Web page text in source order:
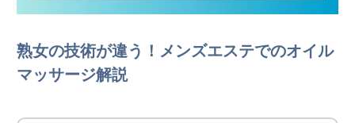
熟女の技術が違う！メンズエステでのオイル
マッサージ解説